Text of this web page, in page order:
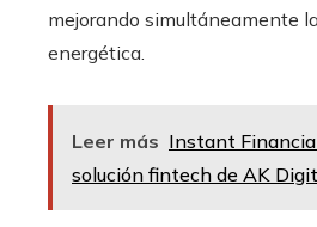
mejorando simultáneamente
energética.
Leer más Instant
solución fintech de AK